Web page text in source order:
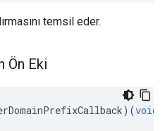
temsil eder.
Ön Eki
)(void